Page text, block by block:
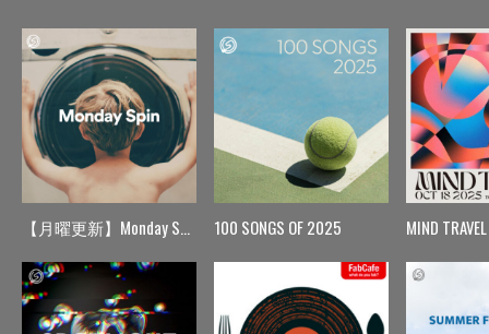
【月曜更新】Monday Spin 100 SONGS OF 2025 MIND TRAVEL